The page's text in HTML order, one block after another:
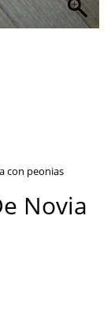
con peonias
Novia